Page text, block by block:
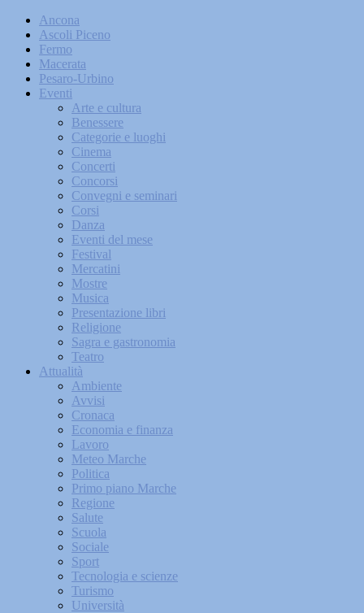
Ancona
Ascoli Piceno
Fermo
Macerata
Pesaro-Urbino
Eventi
Arte e cultura
Benessere
Categorie e luoghi
Cinema
Concerti
Concorsi
Convegni e seminari
Corsi
Danza
Eventi del mese
Festival
Mercatini
Mostre
Musica
Presentazione libri
Religione
Sagra e gastronomia
Teatro
Attualità
Ambiente
Avvisi
Cronaca
Economia e finanza
Lavoro
Meteo Marche
Politica
Primo piano Marche
Regione
Salute
Scuola
Sociale
Sport
Tecnologia e scienze
Turismo
Università